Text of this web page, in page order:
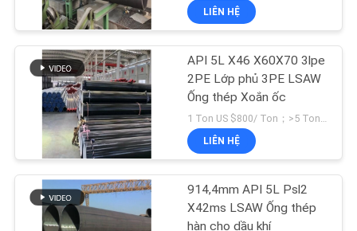
QUAN
NHÀ
MÁY
KIỂM
SOÁT
CHẤT
LƯỢNG
Ống nối uốn cong
32
LIÊN HỆ
API 5L X46 X60X70 3lpe
2PE Lớp phủ 3PE LSAW
Ống thép Xoắn ốc
1 Ton US $800/ Ton；>5 Tons US $500/ Ton MOQ:1 tấn
LIÊN HỆ
914,4mm API 5L Psl2
X42ms LSAW Ống thép
hàn cho dầu khí